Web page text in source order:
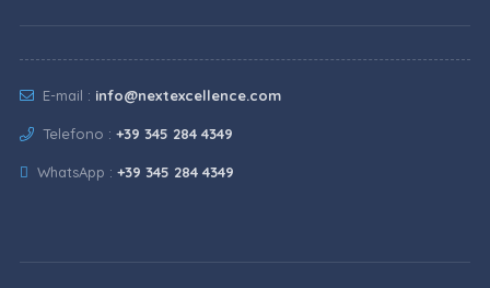
E-mail : info@nextexcellence.com
Telefono : +39 345 284 4349
WhatsApp : +39 345 284 4349